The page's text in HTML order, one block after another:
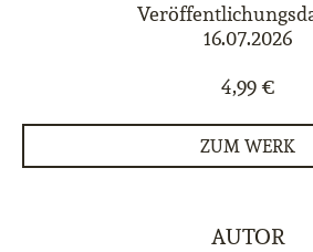
16.07.2026
4,99 €
ZUM WERK
AUTOR